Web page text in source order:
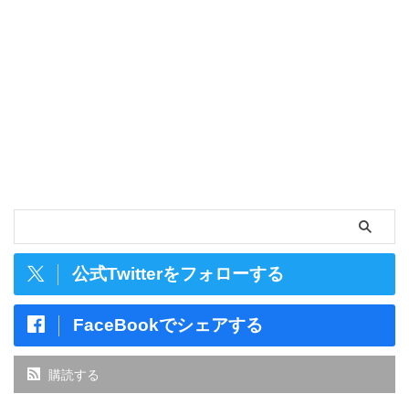
公式Twitterをフォローする
FaceBookでシェアする
購読する